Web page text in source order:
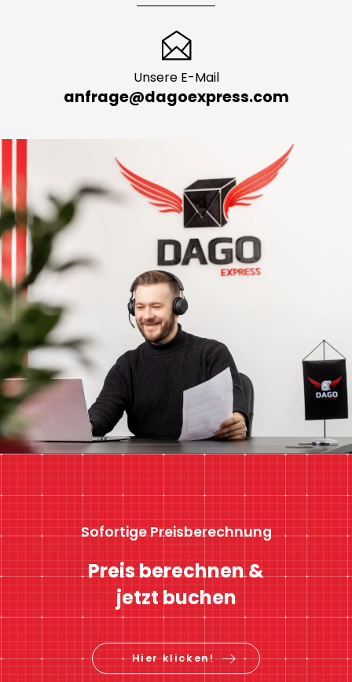
Unsere E-Mail
anfrage@dagoexpress.com
Sofortige Preisberechnung
Preis berechnen &
jetzt buchen
Hier klicken!